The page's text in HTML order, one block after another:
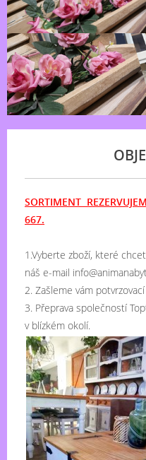
SORTIMENT
667.
1.Vyberte zboží, které
náš e-mail
2. Zašleme vám
3. Přeprava společností
v blízkém okolí.